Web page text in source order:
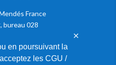
en poursuivant la
les CGU /
✕
France
bureau 028